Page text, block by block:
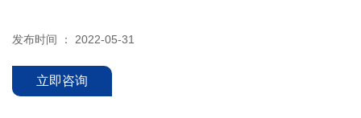
发布时间 ： 2022-05-31
立即咨询